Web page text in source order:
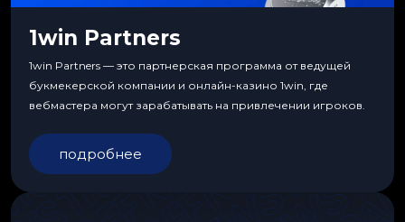
1win Partners
1win Partners — это партнерская программа от ведущей
букмекерской компании и онлайн-казино 1win, где
вебмастера могут зарабатывать на привлечении игроков.
подробнее